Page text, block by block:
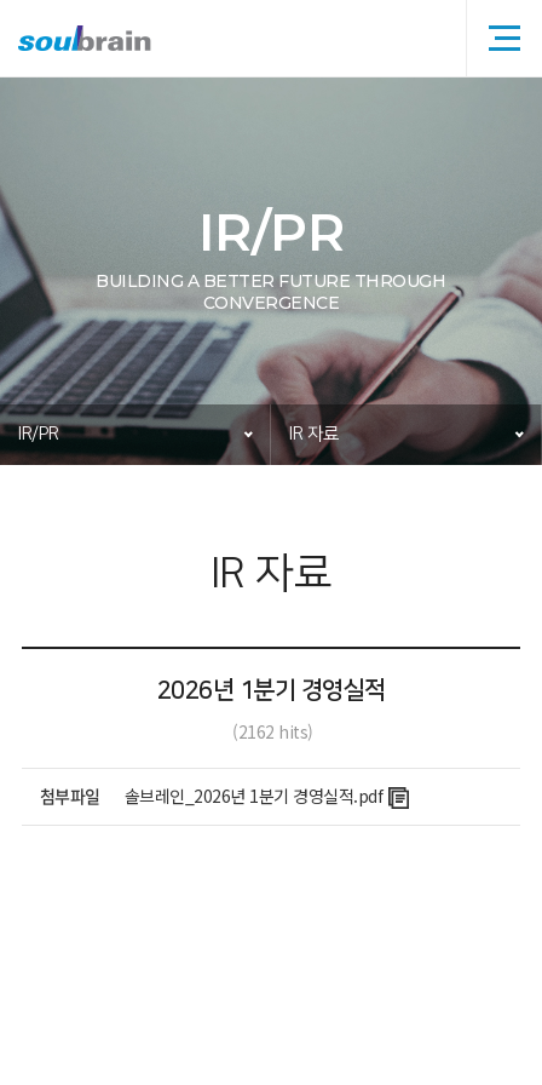
타이틀
IR/PR
BUILDING A BETTER FUTURE THROUGH
CONVERGENCE
IR/PR IR 자료
IR 자료
2026년 1분기 경영실적
(2162 hits)
첨부파일 솔브레인_2026년 1분기 경영실적.pdf